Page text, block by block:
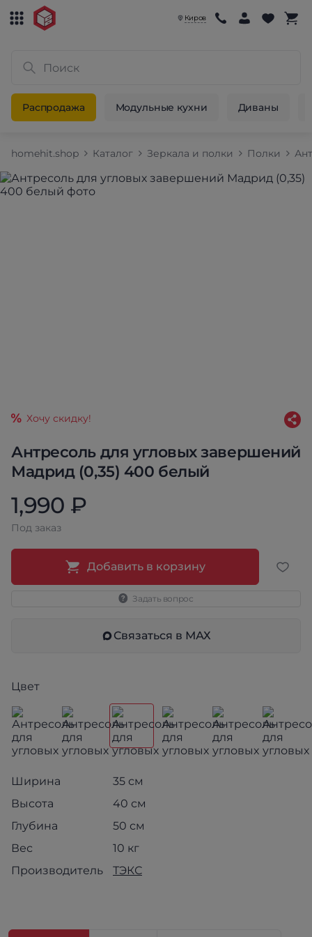
Киров
Распродажа Модульные кухни Диваны
homehit.shop Каталог Зеркала и полки Полки
Антресоль для угловых завершений
Мадрид (0,35) 400 белый
Хочу скидку!
1,990 ₽
Под заказ
Добавить в корзину
Задать вопрос
Связаться в МАХ
Цвет
Ширина
35 см
Высота
40 см
Глубина
50 см
Вес
10 кг
Производитель
ТЭКС